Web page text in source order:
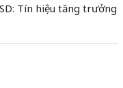
Tín hiệu tăng trưởng